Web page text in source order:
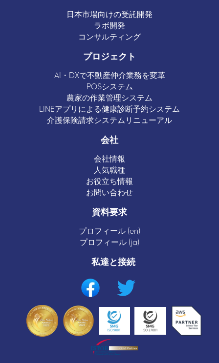
日本市場向けの受託開発
ラボ開発
コンサルティング
プロジェクト
AI・DXで不動産仲介業務を変革
POSシステム
農家の作業管理システム
LINEアプリによる健康診断予約システム
介護保険請求システムリニューアル
会社
会社情報
人気職種
お役立ち情報
お問い合わせ
資料要求
プロフィール (en)
プロフィール (ja)
私達と接続